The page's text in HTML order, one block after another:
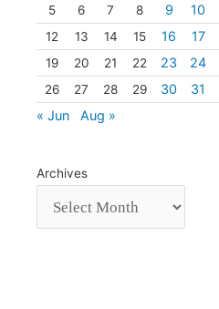
5 6 7 8 9 10
12 13 14 15 16 17
19 20 21 22 23 24
26 27 28 29 30
31
« Jun
Aug »
Archives